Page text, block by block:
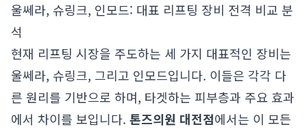
울쎄라, 슈링크, 인모드: 대표 리프팅 장비 전격 비교 분
석
현재 리프팅 시장을 주도하는 세 가지 대표적인 장비는
울쎄라, 슈링크, 그리고 인모드입니다. 이들은 각각 다
른 원리를 기반으로 하며, 타겟하는 피부층과 주요 효과
에서 차이를 보입니다. 톤즈의원 대전점에서는 이 모든